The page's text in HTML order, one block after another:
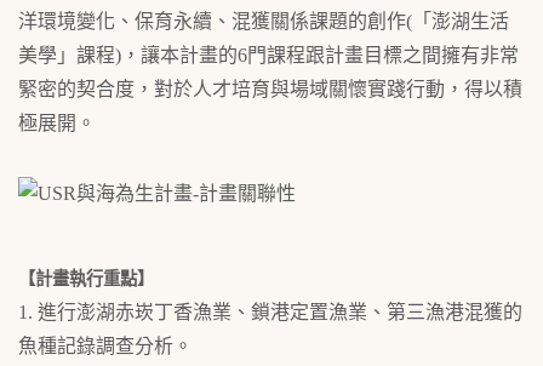
洋環境變化、保育永續、混獲關係課題的創作(「澎湖生活
美學」課程)，讓本計畫的6門課程跟計畫目標之間擁有非常
緊密的契合度，對於人才培育與場域關懷實踐行動，得以積
極展開。
【計畫執行重點】
1. 進行澎湖赤崁丁香漁業、鎖港定置漁業、第三漁港混獲的
魚種記錄調查分析。